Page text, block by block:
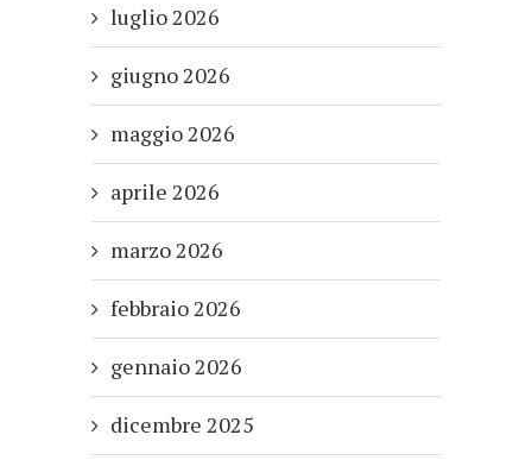
luglio 2026
giugno 2026
maggio 2026
aprile 2026
marzo 2026
febbraio 2026
gennaio 2026
dicembre 2025